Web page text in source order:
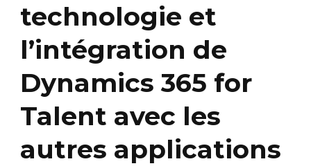
technologie et
l’intégration de
Dynamics 365 for
Talent avec les
autres applications